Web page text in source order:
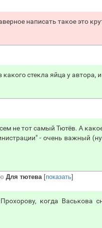
написать такое это
какого стекла яйца у
не тот самый Тютёв. А
- очень важный
Для тютева[показать]
когда Васькова